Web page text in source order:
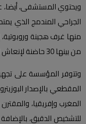
من بينها 30 حاضنة لإنعاش الأطفال حديثي الولادة.
وتتوفر المؤسسة على
المقطعي بالإصدار
المغرب وإفريقيا،